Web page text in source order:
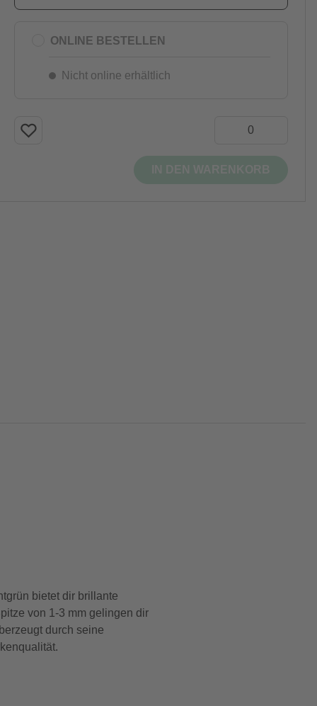
ONLINE BESTELLEN
Nicht online erhältlich
bietet dir brillante
von 1-3 mm gelingen dir
durch seine